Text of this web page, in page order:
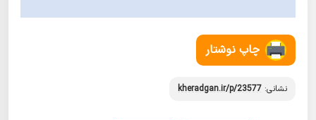
چاپ نوشتار
نشانی: kheradgan.ir/p/23577